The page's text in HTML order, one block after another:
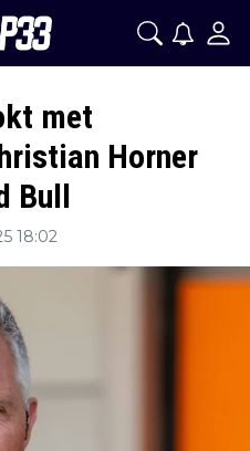
met
Horner
Bull
18:02